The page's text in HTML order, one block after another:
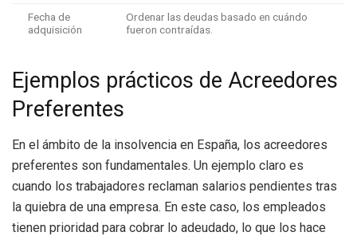
Fecha de
adquisición
Ordenar las deudas basado en cuándo
fueron contraídas.
Ejemplos prácticos de Acreedores
Preferentes
En el ámbito de la insolvencia en España, los acreedores
preferentes son fundamentales. Un ejemplo claro es
cuando los trabajadores reclaman salarios pendientes tras
la quiebra de una empresa. En este caso, los empleados
tienen prioridad para cobrar lo adeudado, lo que los hace